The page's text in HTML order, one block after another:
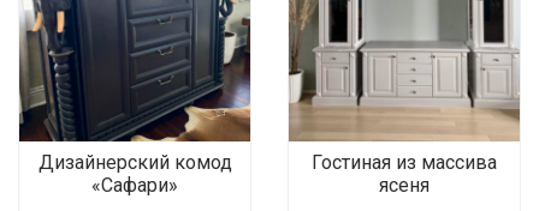
Дизайнерский комод
«Сафари»
Гостиная из массива
ясеня